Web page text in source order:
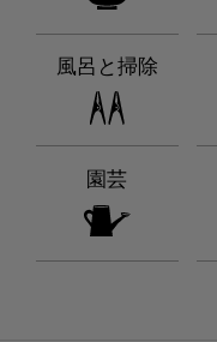
風呂と掃除
園芸